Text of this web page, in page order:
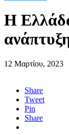
Η
12 Μαρτίου, 2023
Share
Tweet
Pin
Share